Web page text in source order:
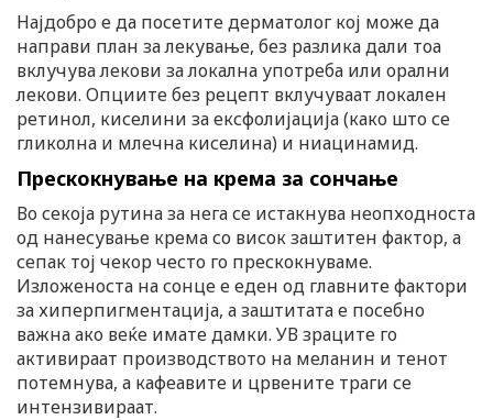
Најдобро е да посетите дерматолог кој може да
направи план за лекување, без разлика дали тоа
вклучува лекови за локална употреба или орални
лекови. Опциите без рецепт вклучуваат локален
ретинол, киселини за ексфолијација (како што се
гликолна и млечна киселина) и ниацинамид.
Прескокнување на крема за сончање
Во секоја рутина за нега се истакнува неопходноста
од нанесување крема со висок заштитен фактор, а
сепак тој чекор често го прескокнуваме.
Изложеноста на сонце е еден од главните фактори
за хиперпигментација, а заштитата е посебно
важна ако веќе имате дамки. УВ зраците го
активираат производството на меланин и тенот
потемнува, а кафеавите и црвените траги се
интензивираат.